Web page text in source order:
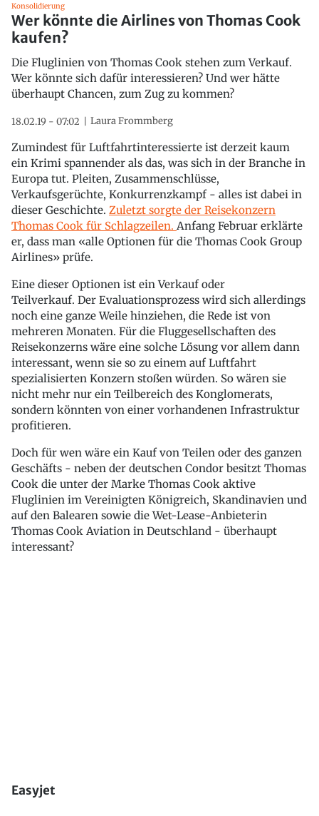
Konsolidierung
Wer könnte die Airlines von Thomas Cook
kaufen?
Die Fluglinien von Thomas Cook stehen zum Verkauf.
Wer könnte sich dafür interessieren? Und wer hätte
überhaupt Chancen, zum Zug zu kommen?
18.02.19 - 07:02 Laura Frommberg
Zumindest für Luftfahrtinteressierte ist derzeit kaum
ein Krimi spannender als das, was sich in der Branche in
Europa tut. Pleiten, Zusammenschlüsse,
Verkaufsgerüchte, Konkurrenzkampf - alles ist dabei in
dieser Geschichte. Zuletzt sorgte der Reisekonzern
Thomas Cook für Schlagzeilen. Anfang Februar erklärte
er, dass man «alle Optionen für die Thomas Cook Group
Airlines» prüfe.
Eine dieser Optionen ist ein Verkauf oder
Teilverkauf. Der Evaluationsprozess wird sich allerdings
noch eine ganze Weile hinziehen, die Rede ist von
mehreren Monaten. Für die Fluggesellschaften des
Reisekonzerns wäre eine solche Lösung vor allem dann
interessant, wenn sie so zu einem auf Luftfahrt
spezialisierten Konzern stoßen würden. So wären sie
nicht mehr nur ein Teilbereich des Konglomerats,
sondern könnten von einer vorhandenen Infrastruktur
profitieren.
Doch für wen wäre ein Kauf von Teilen oder des ganzen
Geschäfts - neben der deutschen Condor besitzt Thomas
Cook die unter der Marke Thomas Cook aktive
Fluglinien im Vereinigten Königreich, Skandinavien und
auf den Balearen sowie die Wet-Lease-Anbieterin
Thomas Cook Aviation in Deutschland - überhaupt
interessant?
Easyjet